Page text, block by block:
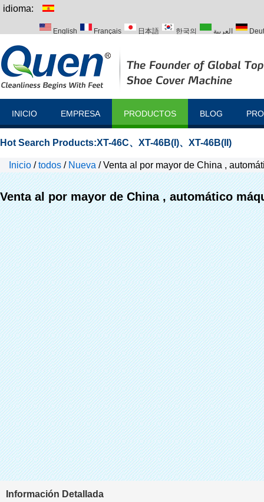
idioma:
English Français 日本語 한국의 العربية
INICIO EMPRESA PRODUCTOS BLOG
Hot Search Products:XT-46C、 XT-46B(I)、 XT-46B(II)
Inicio /todos / Nueva /Venta al por mayor de China ,
Venta al por mayor de China , automático
Información Detallada